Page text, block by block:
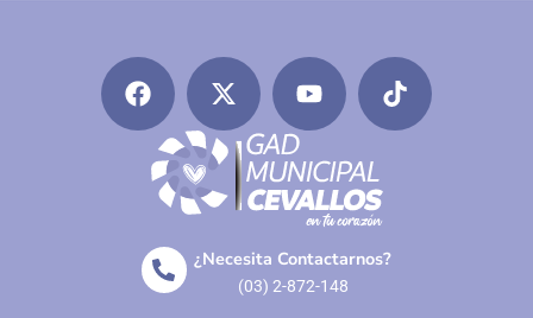
¿Necesita Contactarnos?
(03) 2-872-148